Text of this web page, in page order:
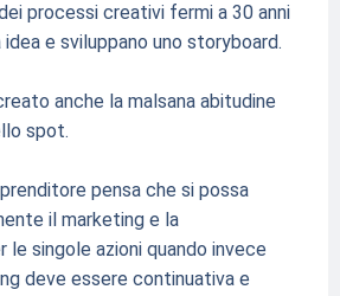
processi creativi fermi a 30 anni
e sviluppano uno storyboard.
anche la malsana abitudine
spot.
pensa che si possa
il marketing e la
le singole azioni quando invece
deve essere continuativa e